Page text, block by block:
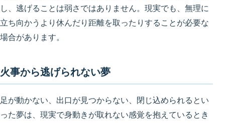
し、逃げることは弱さではありません。現実でも、無理に
立ち向かうより休んだり距離を取ったりすることが必要な
場合があります。
火事から逃げられない夢
足が動かない、出口が見つからない、閉じ込められるとい
った夢は、現実で身動きが取れない感覚を抱えているとき